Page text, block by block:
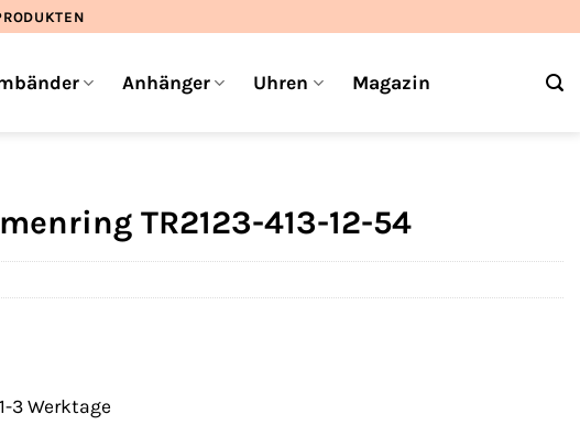
Anhänger Uhren Magazin
TR2123-413-12-54
3 Werktage